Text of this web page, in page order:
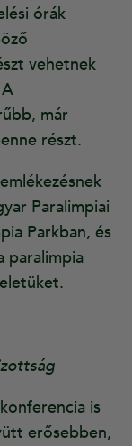
órák
vehetnek
már
részt.
Paralimpiai
Parkban, és
paralimpia
is
erősebben,